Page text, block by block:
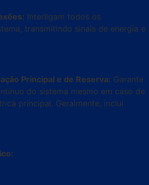
Interligam todos os
transmitindo sinais de energia e
Principal e de Reserva: Garante
do sistema mesmo em caso de
principal. Geralmente, inclui